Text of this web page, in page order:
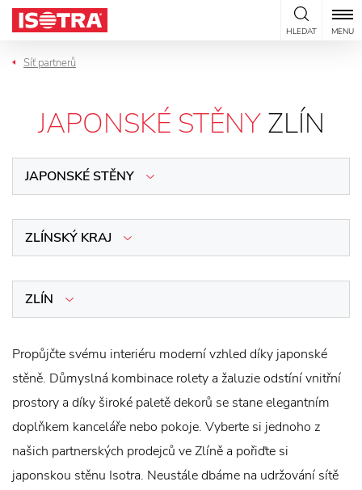
Přeskočit na obsah
HLEDAT MENU
Síť partnerů
JAPONSKÉ STĚNYZLÍN
JAPONSKÉ STĚNY
ZLÍNSKÝ KRAJ
ZLÍN
Propůjčte svému interiéru moderní vzhled díky japonské
stěně. Důmyslná kombinace rolety a žaluzie odstíní vnitřní
prostory a díky široké paletě dekorů se stane elegantním
doplňkem kanceláře nebo pokoje. Vyberte si jednoho z
našich partnerských prodejců ve Zlíně a pořiďte si
japonskou stěnu Isotra. Neustále dbáme na udržování sítě